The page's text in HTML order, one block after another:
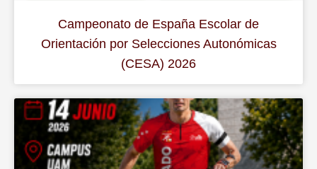
Campeonato de España Escolar de
Orientación por Selecciones Autonómicas
(CESA) 2026